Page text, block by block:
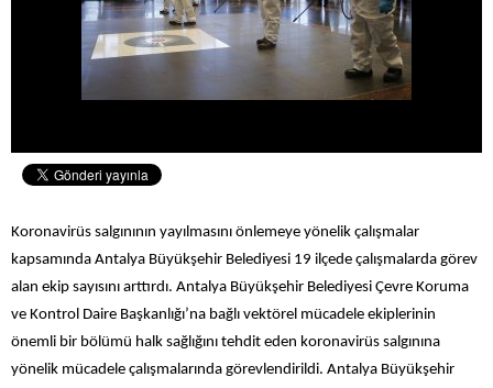
Koronavirüs salgınının yayılmasını önlemeye yönelik çalışmalar
kapsamında Antalya Büyükşehir Belediyesi 19 ilçede çalışmalarda görev
alan ekip sayısını arttırdı. Antalya Büyükşehir Belediyesi Çevre Koruma
ve Kontrol Daire Başkanlığı’na bağlı vektörel mücadele ekiplerinin
önemli bir bölümü halk sağlığını tehdit eden koronavirüs salgınına
yönelik mücadele çalışmalarında görevlendirildi. Antalya Büyükşehir